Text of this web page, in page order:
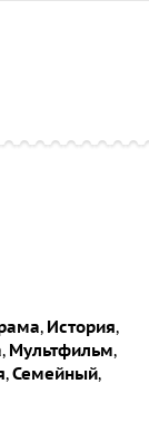
, История,
, Мультфильм,
,Семейный,